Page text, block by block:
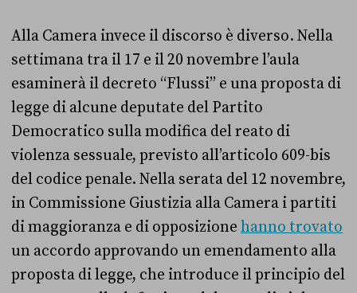
Alla Camera invece il discorso è diverso. Nella
settimana tra il 17 e il 20 novembre l’aula
esaminerà il decreto “Flussi” e una proposta di
legge di alcune deputate del Partito
Democratico sulla modifica del reato di
violenza sessuale, previsto all’articolo 609-bis
del codice penale. Nella serata del 12 novembre,
in Commissione Giustizia alla Camera i partiti
di maggioranza e di opposizione hanno trovato
un accordo approvando un emendamento alla
proposta di legge, che introduce il principio del